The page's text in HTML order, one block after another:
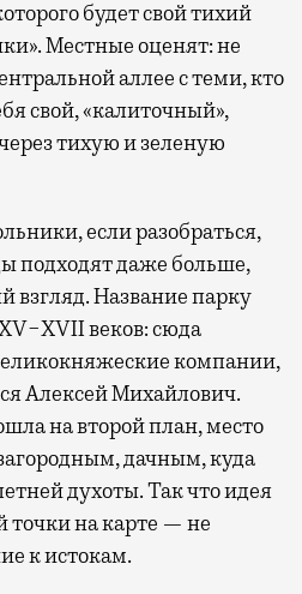
будет свой тихий
Местные оценят: не
аллее с теми, кто
свой, «калиточный»,
тихую и зеленую
если разобраться,
подходят даже больше,
взгляд. Название парку
веков: сюда
компании,
Алексей Михайлович.
на второй план, место
дачным, куда
духоты. Так что идея
точки на карте — не
к истокам.